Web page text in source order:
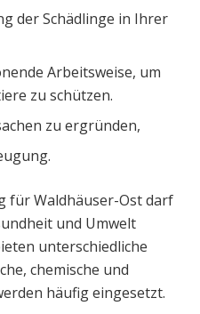
der Schädlinge in Ihrer
Arbeitsweise, um
zu schützen.
zu ergründen,
für Waldhäuser-Ost darf
und Umwelt
unterschiedliche
chemische und
häufig eingesetzt.